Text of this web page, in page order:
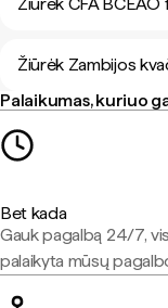
Žiūrėk Zambijos
Palaikumas, kuriuo
Bet kada
Gauk pagalbą 24/7,
palaikyta mūsų